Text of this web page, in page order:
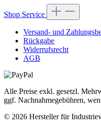
Shop Service
Versand- und
Rückgabe
Widerrufsrecht
AGB
Alle Preise exkl. gesetzl.
ggf. Nachnahmegebühren,
© 2026 Hersteller für